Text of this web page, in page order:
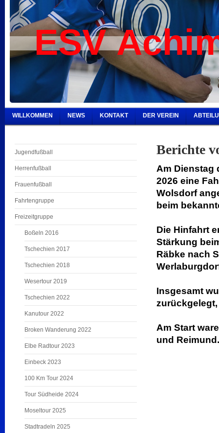
ESV
WILLKOMMEN NEWS KONTAKT DER VEREIN
Jugendfußball
Herrenfußball
Frauenfußball
Fahrtengruppe
Freizeitgruppe
Boßeln 2016
Tschechien 2017
Tschechien 2018
Wesertour 2019
Tschechien 2022
Kanutour 2022
Broken Wanderung 2022
Elbe Radtour 2023
Einbeck 2023
100 Km Tour 2024
Tour Südheide 2024
Moseltour 2025
Stadtradeln 2025
Berichte
Am Dienstag
2026 eine
Wolsdorf
beim
Die Hinfahrt
Stärkung
Räbke nach
Insgesamt
Am Start
und Reimund.